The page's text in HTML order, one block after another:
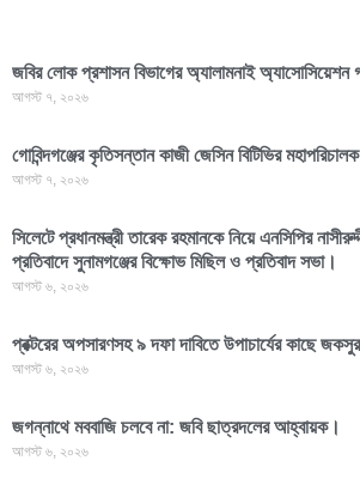
জবির লোক প্রশাসন বিভাগের অ্যালামনাই অ্যাসোসিয়েশন
আগস্ট ৭, ২০২৬
গোবিন্দগঞ্জের কৃতিসন্তান কাজী জেসিন বিটিভির
আগস্ট ৭, ২০২৬
সিলেটে প্রধানমন্ত্রী তারেক রহমানকে নিয়ে এনসিপির
প্রতিবাদে সুনামগঞ্জের বিক্ষোভ মিছিল ও প্রতিবাদ সভা।
আগস্ট ৬, ২০২৬
প্রক্টরের অপসারণসহ ৯ দফা দাবিতে উপাচার্যের কাছে
আগস্ট ৬, ২০২৬
জগন্নাথে মববাজি চলবে না: জবি ছাত্রদলের আহ্বায়ক।
আগস্ট ৬, ২০২৬